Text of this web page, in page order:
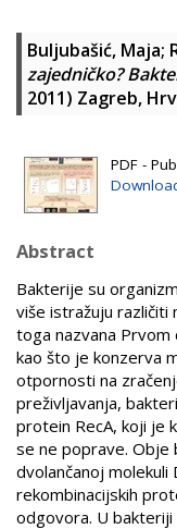
Buljubašić, Maja;
zajedničko?
2011) Zagreb,
PDF -
Abstract
Bakterije su
više istražuju različiti
toga nazvana Prvom
kao što je konzerva
otpornosti na
preživljavanja,
protein RecA, koji je
se ne poprave. Obje
dvolančanoj molekuli
rekombinacijskih
odgovora. U bakteriji